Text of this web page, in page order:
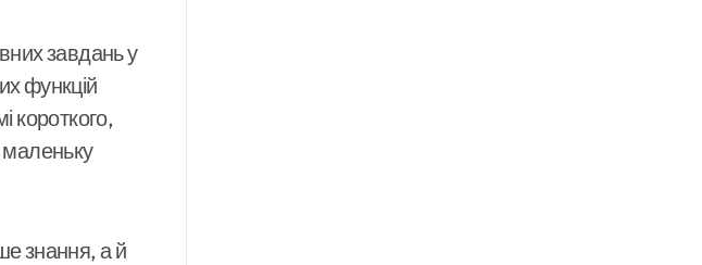
завдань у
функцій
короткого,
маленьку
знання, а й